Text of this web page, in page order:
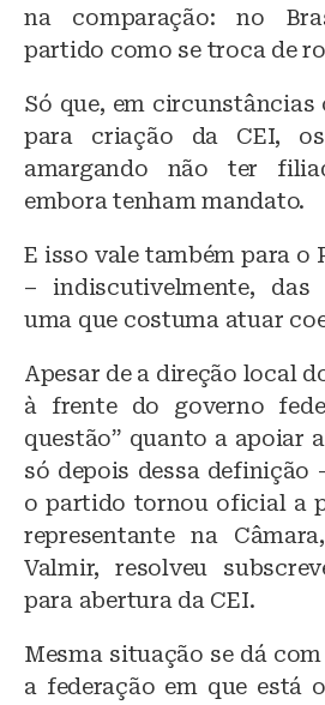
na comparação: no
partido como se troca de
Só que, em circunstâncias
para criação da CEI,
amargando não ter
embora tenham mandato.
E isso vale também para o
– indiscutivelmente, das
uma que costuma atuar
Apesar de a direção local
à frente do governo
questão” quanto a apoiar
só depois dessa definição
o partido tornou oficial a
representante na
Valmir, resolveu
para abertura da CEI.
Mesma situação se dá
a federação em que está